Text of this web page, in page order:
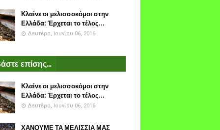
Κλαίνε οι μελισσοκόμοι στην
Ελλάδα: Έρχεται το τέλος...
Δευτέρα, Ιουνίου 06, 2016
επίσης...
Κλαίνε οι μελισσοκόμοι στην
Ελλάδα: Έρχεται το τέλος...
Δευτέρα, Ιουνίου 06, 2016
ΧΑΝΟΥΜΕ ΤΑ ΜΕΛΙΣΣΙΑ ΜΑΣ